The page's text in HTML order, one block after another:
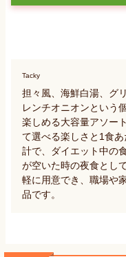
Tacky
担々風、海鮮白湯、グ
レンチオニオンという
楽しめる大容量アソー
て選べる楽しさと1食
計で、ダイエット中の
が空いた時の夜食とし
軽に用意でき、職場や
品です。